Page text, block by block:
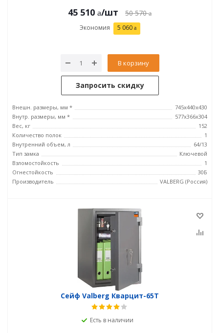
45 510 /шт 50 570
Экономия 5 060
В корзину
Запросить скидку
Внешн. размеры, мм *
745х440х430
Внутр. размеры, мм *
577х366х304
Вес, кг
152
Количество полок
1
Внутренний объем, л
64/13
Тип замка
Ключевой
Взломостойкость
1
Огнестойкость
30Б
Производитель
VALBERG (Россия)
Сейф Valberg Кварцит-65Т
Есть в наличии